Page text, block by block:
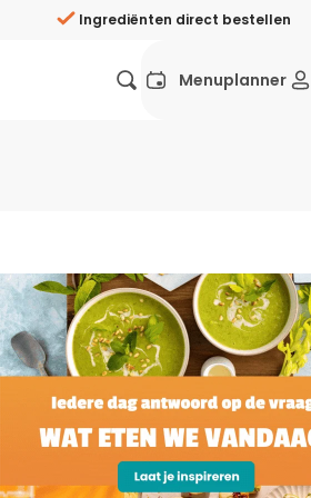
Ingrediënten direct bestellen
Gezonde recepten
Recepten avondeten
Makkelijke recepten
Menuplanner